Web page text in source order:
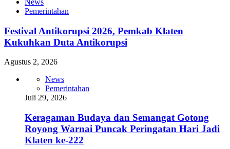
News
Pemerintahan
Festival Antikorupsi 2026, Pemkab Klaten
Kukuhkan Duta Antikorupsi
Agustus 2, 2026
News
Pemerintahan
Juli 29, 2026
Keragaman Budaya dan Semangat Gotong
Royong Warnai Puncak Peringatan Hari Jadi
Klaten ke-222